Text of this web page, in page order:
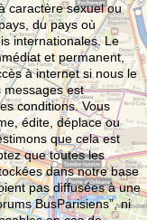
caractère sexuel ou
du pays où
internationales. Le
et permanent,
à internet si nous le
messages est
conditions. Vous
édite, déplace ou
que cela est
que toutes les
dans notre base
pas diffusées à une
BusParisiens”, ni